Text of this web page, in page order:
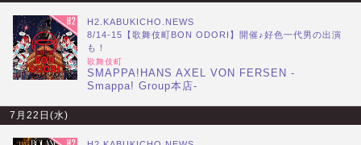
H2.KABUKICHO.NEWS
8/14-15【歌舞伎町BON ODORI】開催♪好色一代男の出演
も！
歌舞伎町
SMAPPA!HANS AXEL VON FERSEN -
Smappa! Group本店-
7月22日(水)